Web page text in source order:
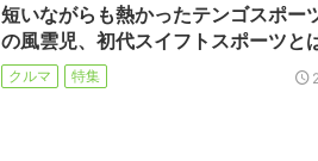
短いながらも熱かったテンゴスポー
の風雲児、初代スイフトスポーツと
クルマ 特集